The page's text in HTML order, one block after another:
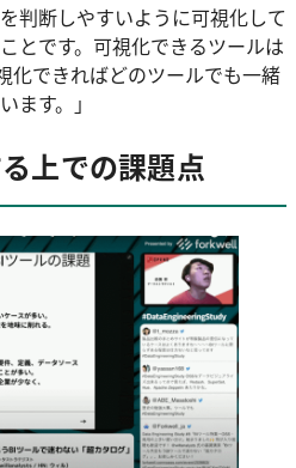
判断しやすいように可視化して
とです。可視化できるツールは
化できればどのツールでも一緒
ます。」
上での課題点